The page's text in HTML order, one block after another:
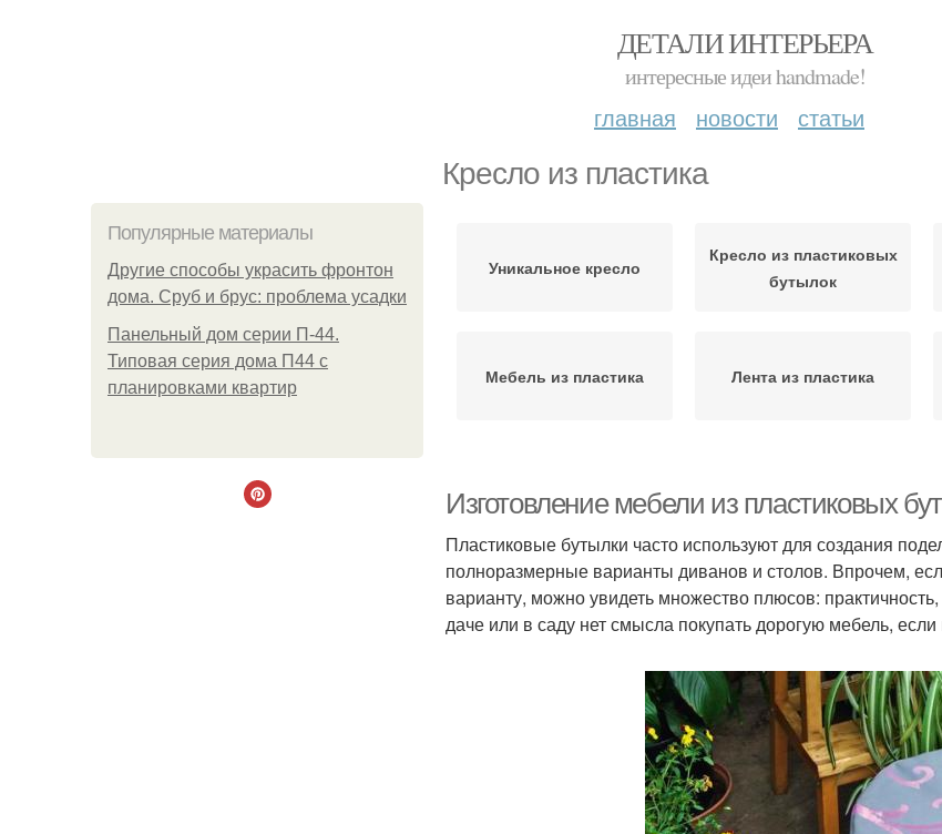
ДЕТАЛИ ИНТЕРЬЕРА
интересные идеи handmade!
главная новости статьи
Кресло из пластика
Популярные материалы
Другие способы украсить фронтон
дома. Сруб и брус: проблема усадки
Панельный дом серии П-44.
Типовая серия дома П44 с
планировками квартир
Уникальное кресло
Кресло из пластиковых
бутылок
Мебель из пластика Лента из пластика
Изготовление мебели из пластиковых
Пластиковые бутылки часто используют для создания
полноразмерные варианты диванов и столов. Впрочем,
варианту, можно увидеть множество плюсов:
даче или в саду нет смысла покупать дорогую мебель,